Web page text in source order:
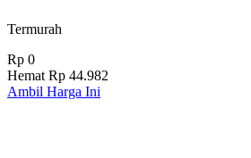
Termurah
Rp 0
Hemat Rp 44.982
Ambil Harga Ini